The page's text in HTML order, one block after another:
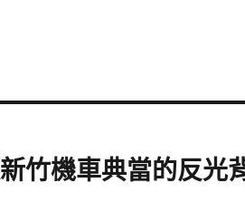
竹機車典當的反光